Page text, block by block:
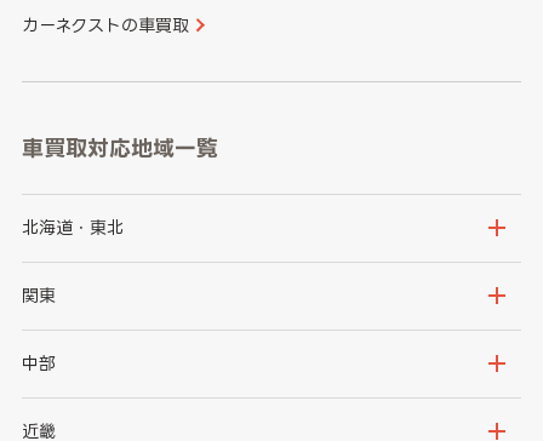
カーネクストの車買取
車買取対応地域一覧
北海道・東北
北海道
岩手県
秋田県
関東
茨城県
群馬県
中部
新潟県
近畿